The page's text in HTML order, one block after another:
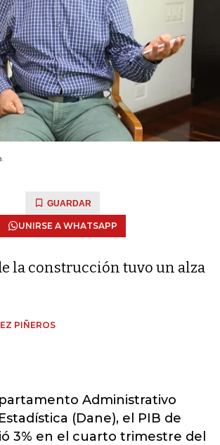
GUARDAR
UNIRSE A WHATSAPP
la construcción tuvo un alza
PIÑEROS
Administrativo
(Dane), el PIB de
3% en el cuarto trimestre del